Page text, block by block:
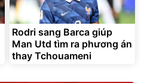
Rodri sang Barca giúp
Man Utd tìm ra phương án
thay Tchouameni